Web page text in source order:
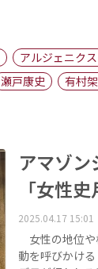
地域
キーパーソ
アルジェニク
瀬戸康史
有村
アマゾ
「女性
2025.04.17 15:01
女性の地位や
動を呼びかけ